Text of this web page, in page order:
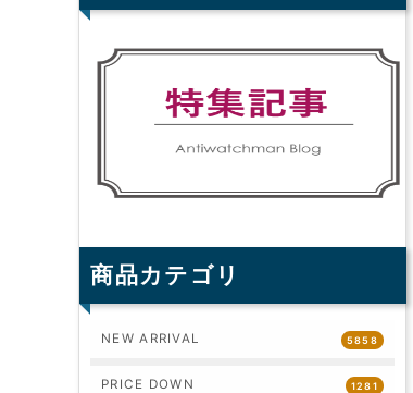
商品カテゴリ
NEW ARRIVAL 5858
PRICE DOWN 1281